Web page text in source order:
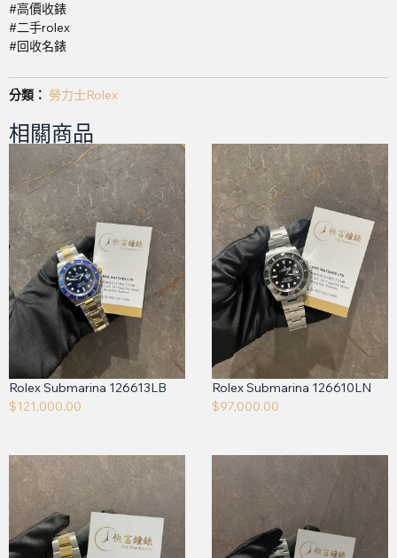
#高價收錶
#二手rolex
#回收名錶
分類： 勞力士Rolex
相關商品
Rolex Submarina 126613LB
$121,000.00
Rolex Submarina 126610LN
$97,000.00